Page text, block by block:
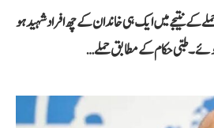
کے نتیجے میں ایک ہی خاندان کے چھ افراد شہید ہو
ہوئے۔ طبی حکام کے مطابق حملے…